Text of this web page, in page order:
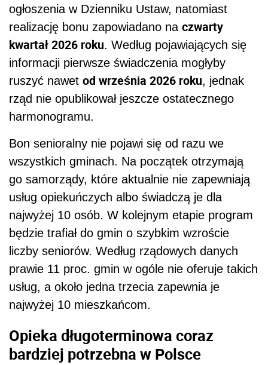
ogłoszenia w Dzienniku Ustaw, natomiast
realizację bonu zapowiadano na czwarty
kwartał 2026 roku. Według pojawiających się
informacji pierwsze świadczenia mogłyby
ruszyć nawet od września 2026 roku, jednak
rząd nie opublikował jeszcze ostatecznego
harmonogramu.
Bon senioralny nie pojawi się od razu we
wszystkich gminach. Na początek otrzymają
go samorządy, które aktualnie nie zapewniają
usług opiekuńczych albo świadczą je dla
najwyżej 10 osób. W kolejnym etapie program
będzie trafiał do gmin o szybkim wzroście
liczby seniorów. Według rządowych danych
prawie 11 proc. gmin w ogóle nie oferuje takich
usług, a około jedna trzecia zapewnia je
najwyżej 10 mieszkańcom.
Opieka długoterminowa coraz
bardziej potrzebna w Polsce